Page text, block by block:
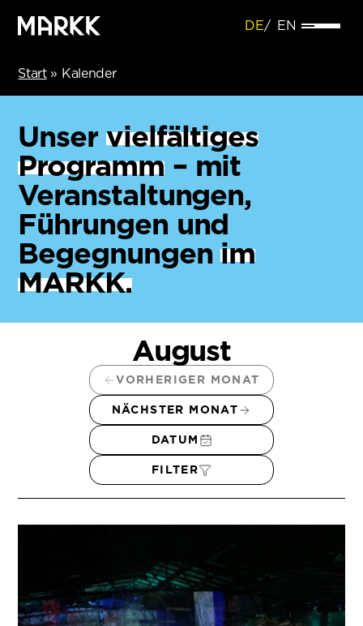
DE EN
Start» Kalender
Unser vielfältiges
Programm– mit
Veranstaltungen,
Führungen und
Begegnungenim
MARKK.
August
VORHERIGER MONAT
NÄCHSTER MONAT
DATUM
FILTER